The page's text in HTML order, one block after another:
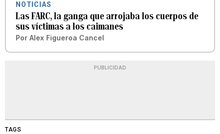
NOTICIAS
Las FARC, la ganga que arrojaba los cuerpos de
sus víctimas a los caimanes
Por Alex Figueroa Cancel
PUBLICIDAD
TAGS